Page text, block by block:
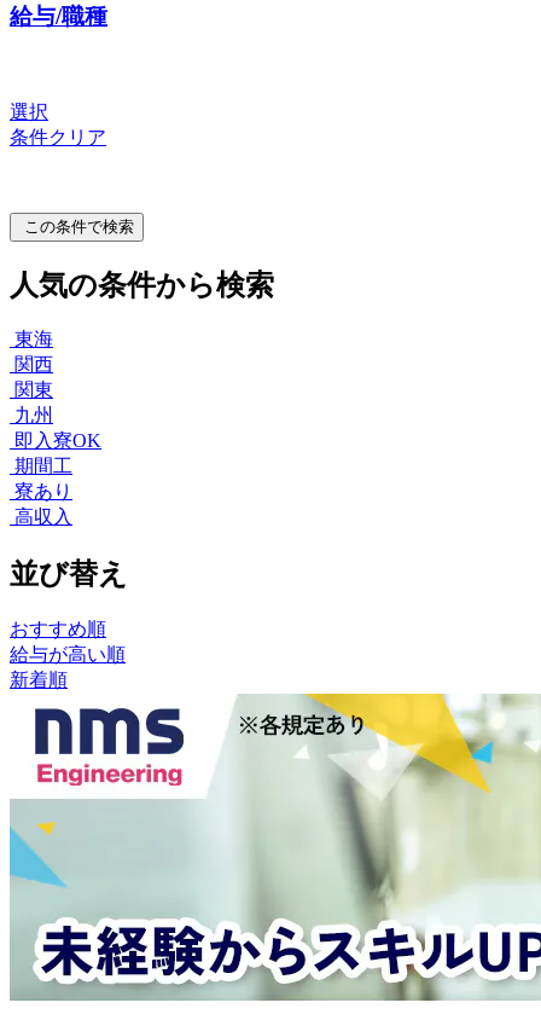
給与/職種
選択
条件クリア
この条件で検索
人気の条件から検索
東海
関西
関東
九州
即入寮OK
期間工
寮あり
高収入
並び替え
おすすめ順
給与が高い順
新着順